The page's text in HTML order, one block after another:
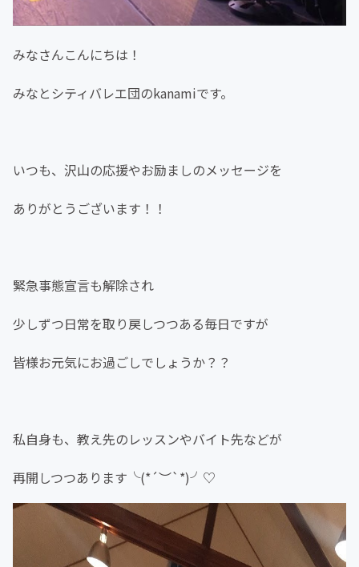
みなさんこんにちは！
みなとシティバレエ団のkanamiです。
いつも、沢山の応援やお励ましのメッセージを
ありがとうございます！！
緊急事態宣言も解除され
少しずつ日常を取り戻しつつある毎日ですが
皆様お元気にお過ごしでしょうか？？
私自身も、教え先のレッスンやバイト先などが
再開しつつあります╰(*´︶`*)╯♡